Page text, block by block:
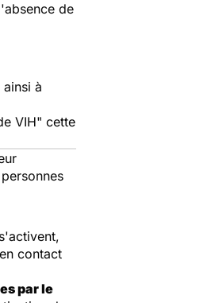
de
à
VIH" cette
contact
par le